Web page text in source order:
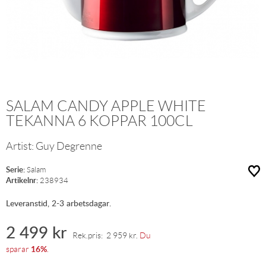
SALAM CANDY APPLE WHITE
TEKANNA 6 KOPPAR 100CL
Artist: Guy Degrenne
Serie: Salam
Artikelnr: 238934
Leveranstid, 2-3 arbetsdagar.
2 499 kr Rek.pris: 2 959 kr Du
sparar 16%